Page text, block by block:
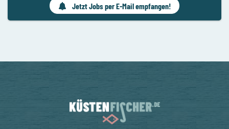
Jetzt Jobs per E-Mail empfangen!